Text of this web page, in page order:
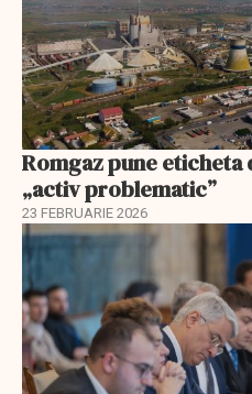
Romgaz pune eticheta
„activ problematic”
23 FEBRUARIE 2026